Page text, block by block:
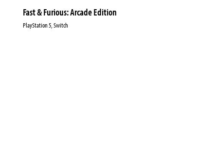
Fast & Furious: Arcade Edition
PlayStation 5, Switch